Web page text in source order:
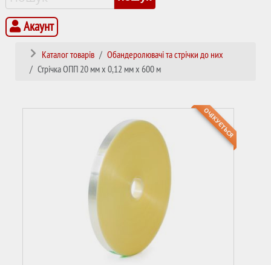
Акаунт
Каталог товарів
Обандеролювачі та стрічки до них
Стрічка ОПП 20 мм х 0,12 мм х 600 м
ОЧІКУЄТЬСЯ